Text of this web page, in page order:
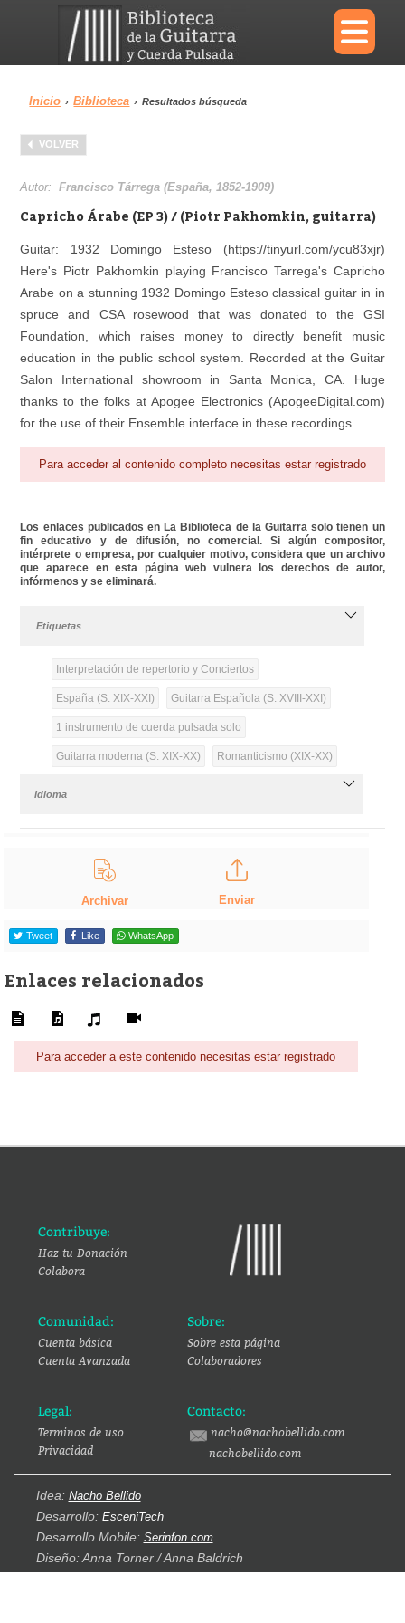
×
Menu
Biblioteca Diccionario
Área personal Reproductor
Inicio › Biblioteca › Resultados búsqueda
VOLVER
Autor:Francisco Tárrega (España, 1852-1909)
Capricho Árabe (EP 3) / (Piotr Pakhomkin, guitarra)
Guitar: 1932 Domingo Esteso (https://tinyurl.com/ycu83xjr)
Here's Piotr Pakhomkin playing Francisco Tarrega's Capricho
Arabe on a stunning 1932 Domingo Esteso classical guitar in in
spruce and CSA rosewood that was donated to the GSI
Foundation, which raises money to directly benefit music
education in the public school system. Recorded at the Guitar
Salon International showroom in Santa Monica, CA. Huge
thanks to the folks at Apogee Electronics (ApogeeDigital.com)
for the use of their Ensemble interface in these recordings....
Para acceder al contenido completo necesitas estar registrado
Los enlaces publicados en La Biblioteca de la Guitarra solo tienen un
fin educativo y de difusión, no comercial. Si algún compositor,
intérprete o empresa, por cualquier motivo, considera que un archivo
que aparece en esta página web vulnera los derechos de autor,
infórmenos y se eliminará.
Etiquetas
Interpretación de repertorio y Conciertos
España (S. XIX-XXI) Guitarra Española (S. XVIII-XXI)
1 instrumento de cuerda pulsada solo
Guitarra moderna (S. XIX-XX) Romanticismo (XIX-XX)
Idioma
Archivar Enviar
Tweet Like WhatsApp
Enlaces relacionados
Para acceder a este contenido necesitas estar registrado
Contribuye:
Haz tu Donación
Colabora
Comunidad:
Cuenta básica
Cuenta Avanzada
Sobre:
Sobre esta página
Colaboradores
Legal:
Terminos de uso
Privacidad
Contacto:
nacho@nachobellido.com
nachobellido.com
Idea: Nacho Bellido
Desarrollo: EsceniTech
Desarrollo Mobile: Serinfon.com
Diseño: Anna Torner / Anna Baldrich